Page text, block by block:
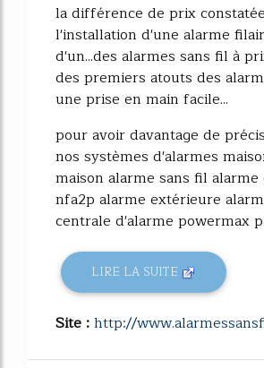
la différence de prix
l'installation d'une alarme
d'un...des alarmes sans fil à
des premiers atouts des
une prise en main facile...
pour avoir davantage de
nos systèmes d'alarmes
maison alarme sans fil alarme
nfa2p alarme extérieure
centrale d'alarme powermax
LIRE LA SUITE
Site :http://